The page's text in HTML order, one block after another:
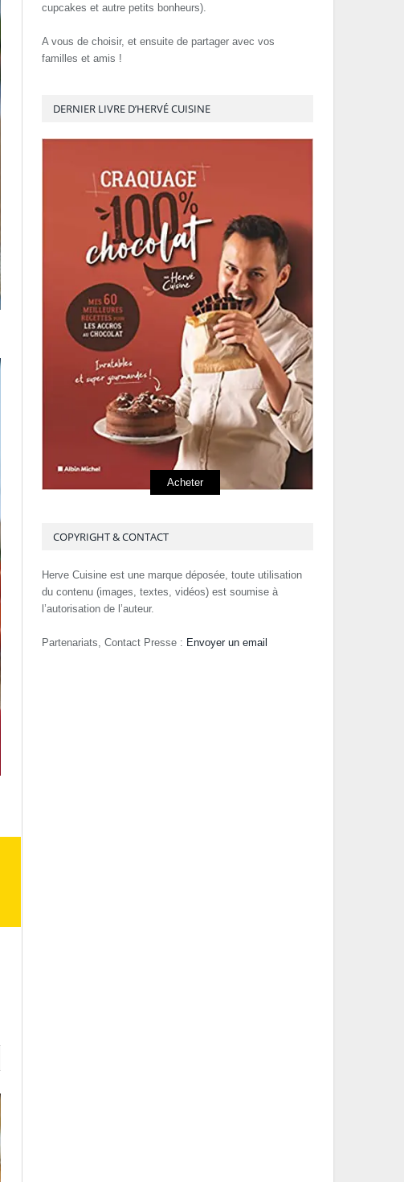
cupcakes et autre petits bonheurs).
A vous de choisir, et ensuite de partager avec vos
familles et amis !
DERNIER LIVRE D’HERVÉ CUISINE
Acheter
COPYRIGHT & CONTACT
Herve Cuisine est une marque déposée, toute utilisation
du contenu (images, textes, vidéos) est soumise à
l’autorisation de l’auteur.
Partenariats, Contact Presse : Envoyer un email